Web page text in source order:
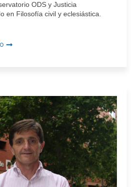
ODS y Justicia
en Filosofía civil y eclesiástica.